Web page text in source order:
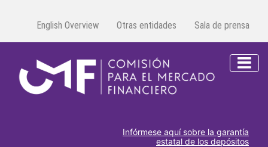
English Overview Otras entidades Sala de prensa
Infórmese aquí sobre la garantía
estatal de los depósitos